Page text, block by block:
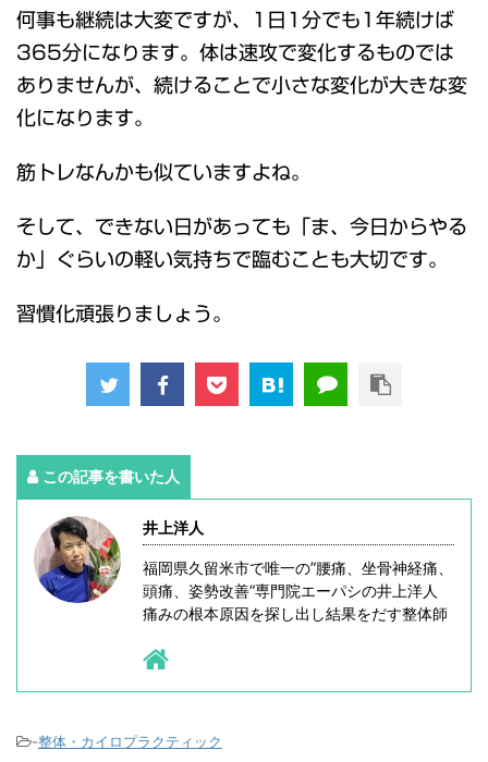
何事も継続は大変ですが、1日1分でも1年続けば
365分になります。体は速攻で変化するものでは
ありませんが、続けることで小さな変化が大きな変
化になります。
筋トレなんかも似ていますよね。
そして、できない日があっても「ま、今日からやる
か」ぐらいの軽い気持ちで臨むことも大切です。
習慣化頑張りましょう。
この記事を書いた人
井上洋人
福岡県久留米市で唯一の”腰痛、坐骨神経痛、
頭痛、姿勢改善”専門院エーパシの井上洋人
痛みの根本原因を探し出し結果をだす整体師
-整体・カイロプラクティック